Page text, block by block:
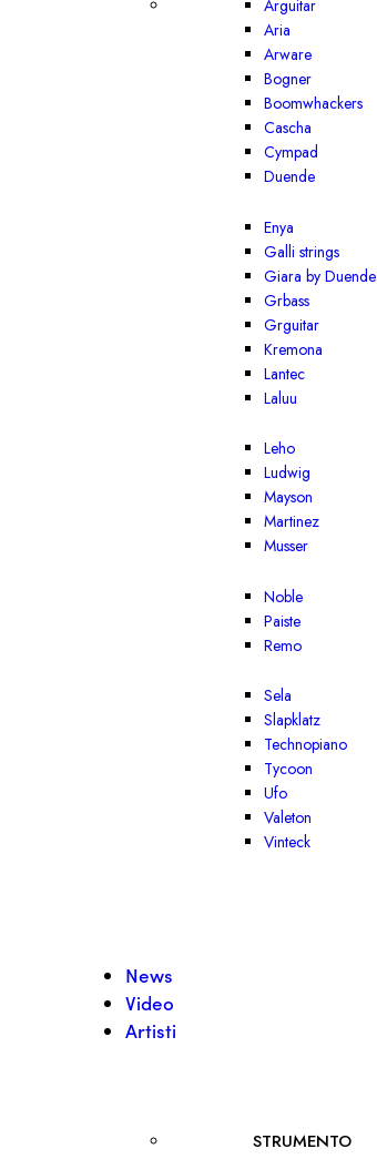
Arguitar
Aria
Arware
Bogner
Boomwhackers
Cascha
Cympad
Duende
Enya
Galli strings
Giara by Duende
Grbass
Grguitar
Kremona
Lantec
Laluu
Leho
Ludwig
Mayson
Martinez
Musser
Noble
Paiste
Remo
Sela
Slapklatz
Technopiano
Tycoon
Ufo
Valeton
Vinteck
News
Video
Artisti
STRUMENTO